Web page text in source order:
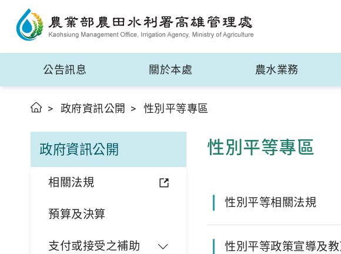
公告訊息 關於本處 農水業務
政府資訊公開 性別平等專區
政府資訊公開
相關法規
預算及決算
支付或接受之補助
性別平等專區
性別平等相關法規
性別平等政策宣導及